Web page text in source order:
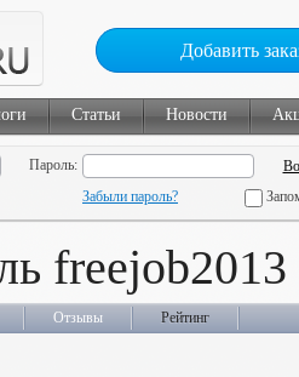
Добавить
Статьи Новости
Пароль:
Забыли пароль?
freejob2013
Отзывы Рейтинг